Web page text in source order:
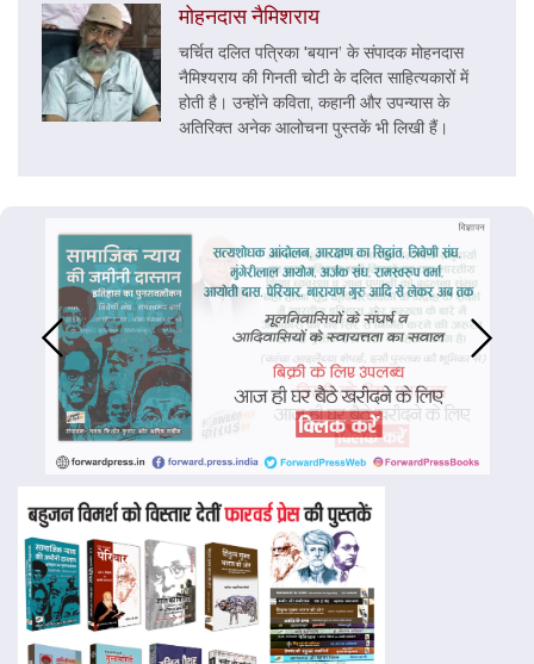
मोहनदास नैमिशराय
चर्चित दलित पत्रिका 'बयान’ के संपादक मोहनदास
नैमिश्यराय की गिनती चोटी के दलित साहित्यकारों में
होती है। उन्होंने कविता, कहानी और उपन्यास के
अतिरिक्त अनेक आलोचना पुस्तकें भी लिखी हैं।